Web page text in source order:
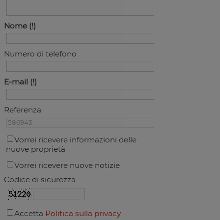
Nome
Numero di telefono
E-mail
Referenza
Vorrei ricevere informazioni delle
nuove proprietà
Vorrei ricevere nuove notizie
Codice di sicurezza
Accetta Politica sulla privacy